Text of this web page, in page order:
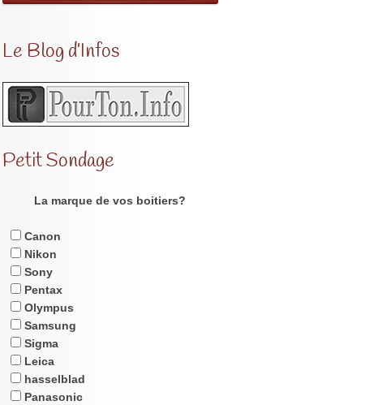
Le Blog d’Infos
Petit Sondage
La marque de vos boitiers?
Canon
Nikon
Sony
Pentax
Olympus
Samsung
Sigma
Leica
hasselblad
Panasonic